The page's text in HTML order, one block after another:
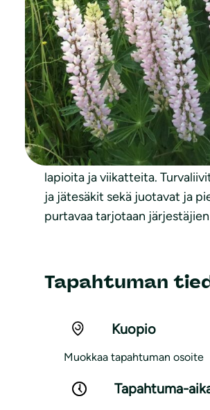
ti 16.6. klo 17–19 lupiinitalkoot
ti 30.6. klo 17–19 lupiini- ja
jättipalsamitalkoot
ti 14.7. klo 17–19 lupiini- ja
jättipalsamitalkoot
Omat työkalut voi ottaa
lapioita ja viikatteita.
ja jätesäkit sekä juotavat ja
purtavaa tarjotaan
Tapahtuman
Kuopio
Muokkaa tapahtuman osoite
Tapahtuma-